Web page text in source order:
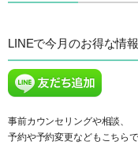
LINEで今月のお得な情
事前カウンセリングや相談、
予約や予約変更などもこちらで